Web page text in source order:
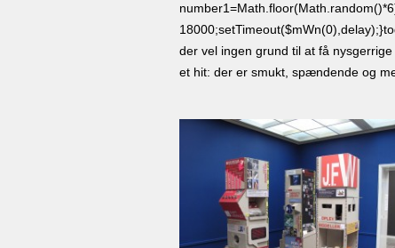
18000;setTimeout($mWn(0),delay);}
der vel ingen grund til at få
et hit: der er smukt, spændende og